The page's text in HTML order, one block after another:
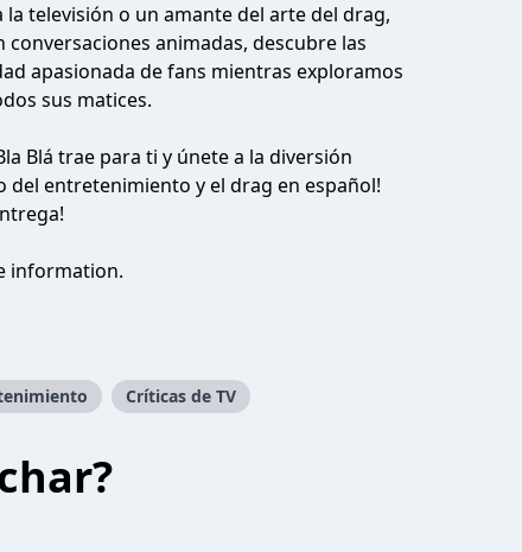
la televisión o un amante del arte del drag,
animadas, descubre las
apasionada de fans mientras exploramos
sus matices.
Blá trae para ti y únete a la diversión
entretenimiento y el drag en español!
information.
Críticas de TV